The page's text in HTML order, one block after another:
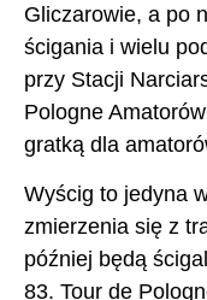
Gliczarowie, a po
ścigania i wielu
przy Stacji
Pologne
gratką dla
Wyścig to jedyna
zmierzenia się z
później będą
83. Tour de